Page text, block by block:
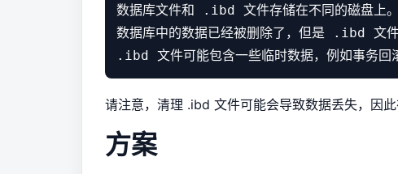
数据库文件和 .ibd 文件存储在不同的磁盘上
数据库中的数据已经被删除了，但是 .ibd 文件
请注意，清理 .ibd 文件可能会导致数据丢失，因
方案